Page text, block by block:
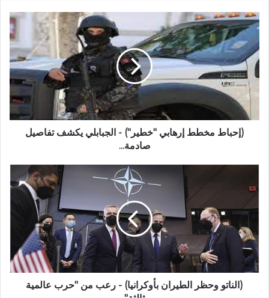
(إحباط مخطط إرهابي "خطير") - الجبابلي يكشف تفاصيل
صادمة...
(الناتو وحظر الطيران بأوكرانيا) - رعب من "حرب عالمية